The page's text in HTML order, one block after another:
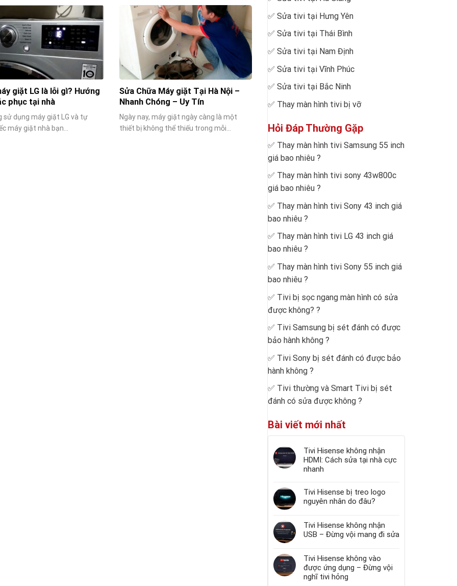
giặt LG là lỗi gì? Hướng
phục tại nhà
sử dụng máy giặt LG và tự
máy giặt nhà bạn...
Sửa Chữa Máy giặt Tại Hà Nội –
Nhanh Chóng – Uy Tín
Ngày nay, máy giặt ngày càng là một
thiết bị không thể thiếu trong mỗi...
✅ Sửa tivi tại Hưng Yên
✅ Sửa tivi tại Thái Bình
✅ Sửa tivi tại Nam Định
✅ Sửa tivi tại Vĩnh Phúc
✅ Sửa tivi tại Bắc Ninh
✅ Thay màn hình tivi bị vỡ
Hỏi Đáp Thường Gặp
✅ Thay màn hình tivi Samsung 55 inch
giá bao nhiêu ?
✅ Thay màn hình tivi sony 43w800c
giá bao nhiêu ?
✅ Thay màn hình tivi Sony 43 inch giá
bao nhiêu ?
✅ Thay màn hình tivi LG 43 inch giá
bao nhiêu ?
✅ Thay màn hình tivi Sony 55 inch giá
bao nhiêu ?
✅ Tivi bị sọc ngang màn hình có sửa
được không? ?
✅ Tivi Samsung bị sét đánh có được
bảo hành không ?
✅ Tivi Sony bị sét đánh có được bảo
hành không ?
✅ Tivi thường và Smart Tivi bị sét
đánh có sửa được không ?
Bài viết mới nhất
Tivi Hisense không nhận
HDMI: Cách sửa tại nhà cực
nhanh
Tivi Hisense bị treo logo
nguyên nhân do đâu?
Tivi Hisense không nhận
USB – Đừng vội mang đi sửa
Tivi Hisense không vào
được ứng dụng – Đừng vội
nghĩ tivi hỏng